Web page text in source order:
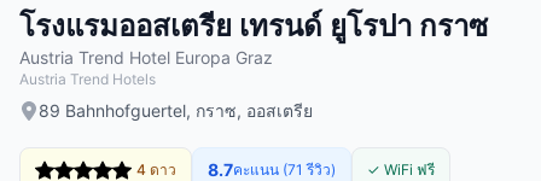
โรงแรมออสเตรีย เทรนด์ ยูโรปา กราซ
Austria Trend Hotel Europa Graz
Austria Trend Hotels
89 Bahnhofguertel, กราซ, ออสเตรีย
4 ดาว 8.7คะแนน (71 รีวิว) ✓ WiFi ฟรี